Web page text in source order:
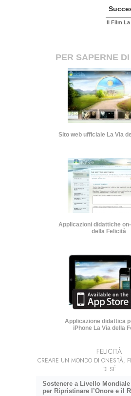
Il Film
PER SAPERNE
Sito web ufficiale La Via
Applicazioni didattiche
della Felicità
Applicazione didattica
iPhone La Via della
FELICITÀ
CREARE UN MONDO DI ONESTÀ,
DI SÉ
Sostenere a Livello
per Ripristinare l’Onore e il